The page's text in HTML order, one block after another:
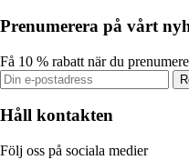
Prenumerera på vårt
Få 10 % rabatt när du
Håll kontakten
Följ oss på sociala medier